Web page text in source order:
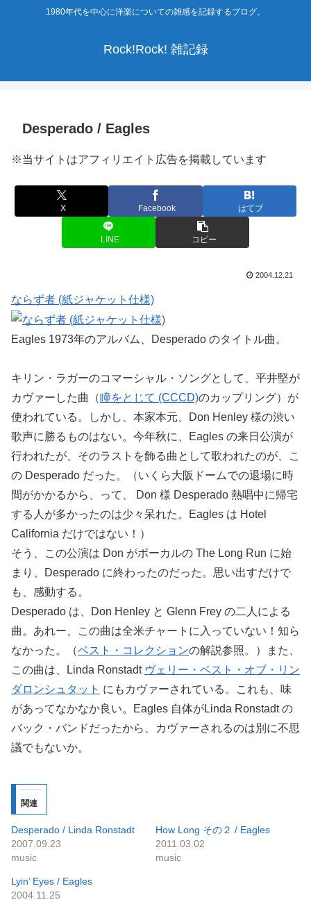
1980年代を中心に洋楽についての雑感を記録するブログ。
Rock!Rock! 雑記録
Desperado / Eagles
※当サイトはアフィリエイト広告を掲載しています
X Facebook はてブ
LINE コピー
2004.12.21
ならず者 (紙ジャケット仕様)
Eagles 1973年のアルバム、Desperado のタイトル曲。
キリン・ラガーのコマーシャル・ソングとして、平井堅が
カヴァーした曲（瞳をとじて (CCCD)のカップリング）が
使われている。しかし、本家本元、Don Henley 様の渋い
歌声に勝るものはない。今年秋に、Eagles の来日公演が
行われたが、そのラストを飾る曲として歌われたのが、こ
の Desperado だった。（いくら大阪ドームでの退場に時
間がかかるから、って、 Don 様 Desperado 熱唱中に帰宅
する人が多かったのは少々呆れた。Eagles は Hotel
California だけではない！）
そう、この公演は Don がボーカルの The Long Run に始
まり、Desperado に終わったのだった。思い出すだけで
も、感動する。
Desperado は、Don Henley と Glenn Frey の二人による
曲。あれー、この曲は全米チャートに入っていない！知ら
なかった。（ベスト・コレクションの解説参照。）また、
この曲は、Linda Ronstadt ヴェリー・ベスト・オブ・リン
ダロンシュタット にもカヴァーされている。これも、味
があってなかなか良い。Eagles 自体がLinda Ronstadt の
バック・バンドだったから、カヴァーされるのは別に不思
議でもないか。
関連
Desperado / Linda Ronstadt
2007.09.23
music
How Long その２ / Eagles
2011.03.02
music
Lyin’ Eyes / Eagles
2004.11.25